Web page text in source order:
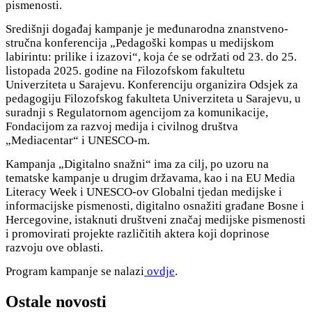
pismenosti.
Središnji događaj kampanje je međunarodna znanstveno-
stručna konferencija „Pedagoški kompas u medijskom
labirintu: prilike i izazovi“, koja će se održati od 23. do 25.
listopada 2025. godine na Filozofskom fakultetu
Univerziteta u Sarajevu. Konferenciju organizira Odsjek za
pedagogiju Filozofskog fakulteta Univerziteta u Sarajevu, u
suradnji s Regulatornom agencijom za komunikacije,
Fondacijom za razvoj medija i civilnog društva
„Mediacentar“ i UNESCO-m.
Kampanja „Digitalno snažni“ ima za cilj, po uzoru na
tematske kampanje u drugim državama, kao i na EU Media
Literacy Week i UNESCO-ov Globalni tjedan medijske i
informacijske pismenosti, digitalno osnažiti građane Bosne i
Hercegovine, istaknuti društveni značaj medijske pismenosti
i promovirati projekte različitih aktera koji doprinose
razvoju ove oblasti.
Program kampanje se nalazi ovdje.
Ostale novosti